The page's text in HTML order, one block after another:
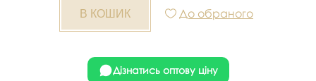
До обраного
Дізнатись оптову ціну